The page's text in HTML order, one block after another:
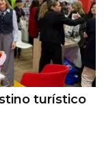
turístico